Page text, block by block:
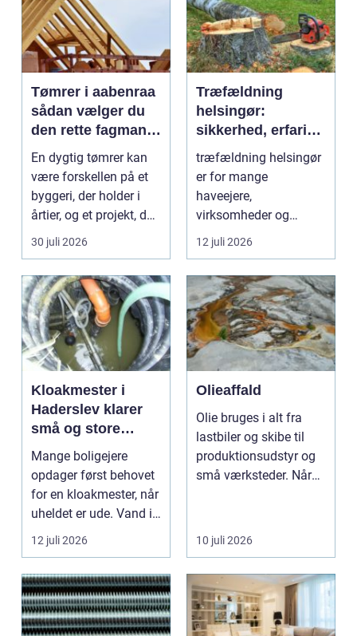
Tømrer i aabenraa
sådan vælger du
den rette fagmand
til dit projekt
En dygtig tømrer kan
være forskellen på et
byggeri, der holder i
årtier, og et projekt, der
hurtigt ...
30 juli 2026
Træfældning
helsingør:
sikkerhed, erfaring
og gode løsninger
i nordsjælland
træfældning helsingør
er for mange
haveejere,
virksomheder og
grundejerforeninger et
nødvendigt skri...
12 juli 2026
Kloakmester i
Haderslev klarer
små og store
akutte opgaver
Mange boligejere
opdager først behovet
for en kloakmester, når
uheldet er ude. Vand i
k...
12 juli 2026
Olieaffald
Olie bruges i alt fra
lastbiler og skibe til
produktionsudstyr og
små værksteder. Når
10 juli 2026